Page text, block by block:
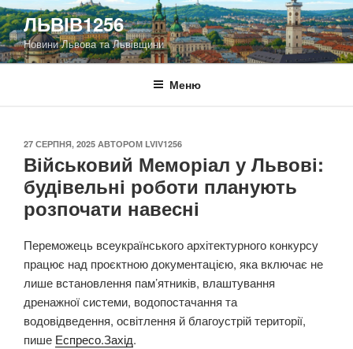
Перейти
до
вмісту
ЛЬВІВ1256
Новини Львова та Львівщини
Меню
ОПУБЛІКОВАНО
27 СЕРПНЯ, 2025 АВТОРОМ LVIV1256
Військовий Меморіал у Львові:
будівельні роботи планують
розпочати навесні
Переможець всеукраїнського архітектурного конкурсу
працює над проєктною документацією, яка включає не
лише встановлення пам’ятників, влаштування
дренажної системи, водопостачання та
водовідведення, освітлення й благоустрій території,
пише Еспресо.Захід.